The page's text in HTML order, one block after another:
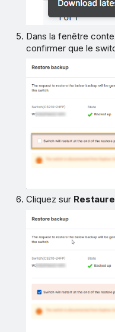
Dans la fenêtre
confirmer que le
Cliquez sur